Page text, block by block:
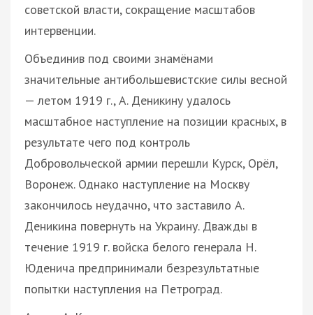
советской власти, сокращение масштабов
интервенции.
Объединив под своими знамёнами
значительные антибольшевистские силы весной
— летом 1919 г., А. Деникину удалось
масштабное наступление на позиции красных, в
результате чего под контроль
Добровольческой армии перешли Курск, Орёл,
Воронеж. Однако наступление на Москву
закончилось неудачно, что заставило А.
Деникина повернуть на Украину. Дважды в
течение 1919 г. войска белого генерала Н.
Юденича предпринимали безрезультатные
попытки наступления на Петроград.